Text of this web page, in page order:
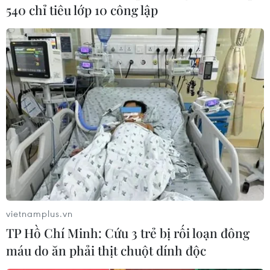
Ngày 10/10, công ty cung ứng điện SSE tuyên bố
giá điện và khí đốt sẽ tăng8,2% kể từ ngày
15/11, châm ngòi cho cuộc tranh cãi về giá năng
lượng trên chínhtrường Anh./.
(TTXVN)
540 chỉ tiêu lớp 10 công lập
vietnamplus.vn
TP Hồ Chí Minh: Cứu 3 trẻ bị rối loạn đông
máu do ăn phải thịt chuột dính độc